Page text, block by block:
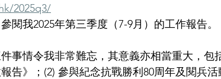
2025q3/
閱我2025年第三季度（7-9月）的工作報告。
事情令我非常難忘，其意義亦相當重大，包
告》；(2) 參與紀念抗戰勝利80周年及閱兵